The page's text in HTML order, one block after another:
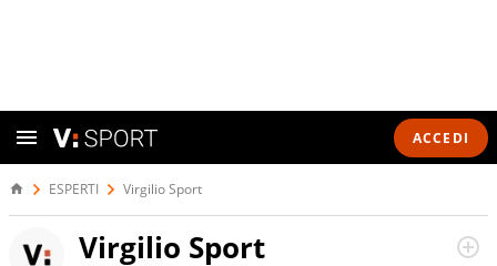
ACCEDI
ESPERTI Virgilio Sport
Virgilio Sport